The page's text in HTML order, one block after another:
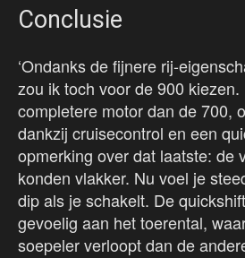
Conclusie
‘Ondanks de fijnere rij-
zou ik toch voor de 900 kiezen.
completere motor dan de 700,
dankzij cruisecontrol en een
opmerking over dat laatste: de
konden vlakker. Nu voel je
dip als je schakelt. De
gevoelig aan het toerental,
soepeler verloopt dan de